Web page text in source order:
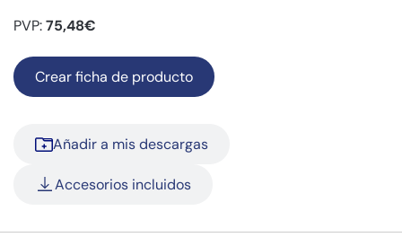
PVP:75,48€
Crear ficha de producto
Añadir a mis descargas
Accesorios incluidos